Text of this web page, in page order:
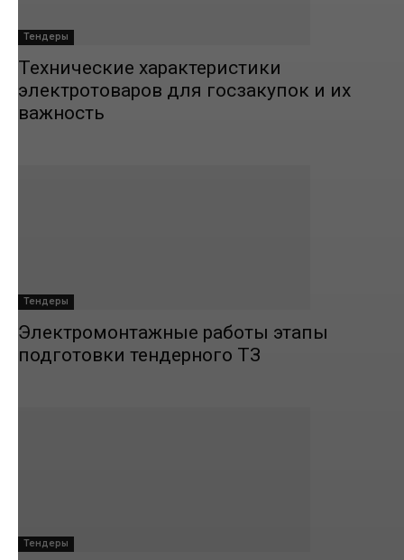
Тендеры
Технические характеристики
электротоваров для госзакупок и их
важность
Тендеры
Электромонтажные работы этапы
подготовки тендерного ТЗ
Тендеры